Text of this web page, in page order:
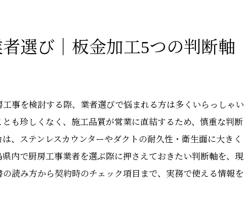
選び｜板金加工5つの判断軸
事を検討する際、業者選びで悩まれる方は多くいらっしゃい
も珍しくなく、施工品質が営業に直結するため、慎重な判断
、ステンレスカウンターやダクトの耐久性・衛生面に大きく
内で厨房工事業者を選ぶ際に押さえておきたい判断軸を、現
読み方から契約時のチェック項目まで、実務で使える情報を